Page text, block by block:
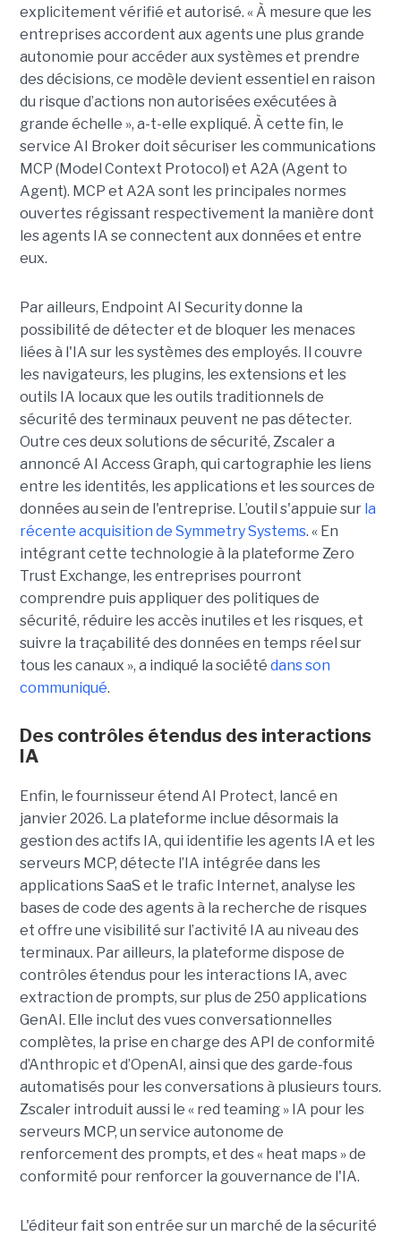
explicitement vérifié et autorisé. « À mesure que les
entreprises accordent aux agents une plus grande
autonomie pour accéder aux systèmes et prendre
des décisions, ce modèle devient essentiel en raison
du risque d’actions non autorisées exécutées à
grande échelle », a-t-elle expliqué. À cette fin, le
service AI Broker doit sécuriser les communications
MCP (Model Context Protocol) et A2A (Agent to
Agent). MCP et A2A sont les principales normes
ouvertes régissant respectivement la manière dont
les agents IA se connectent aux données et entre
eux.
Par ailleurs, Endpoint AI Security donne la
possibilité de détecter et de bloquer les menaces
liées à l'IA sur les systèmes des employés. Il couvre
les navigateurs, les plugins, les extensions et les
outils IA locaux que les outils traditionnels de
sécurité des terminaux peuvent ne pas détecter.
Outre ces deux solutions de sécurité, Zscaler a
annoncé AI Access Graph, qui cartographie les liens
entre les identités, les applications et les sources de
données au sein de l'entreprise. L’outil s'appuie sur la
récente acquisition de Symmetry Systems. « En
intégrant cette technologie à la plateforme Zero
Trust Exchange, les entreprises pourront
comprendre puis appliquer des politiques de
sécurité, réduire les accès inutiles et les risques, et
suivre la traçabilité des données en temps réel sur
tous les canaux », a indiqué la société dans son
communiqué.
Des contrôles étendus des interactions
IA
Enfin, le fournisseur étend AI Protect, lancé en
janvier 2026. La plateforme inclue désormais la
gestion des actifs IA, qui identifie les agents IA et les
serveurs MCP, détecte l’IA intégrée dans les
applications SaaS et le trafic Internet, analyse les
bases de code des agents à la recherche de risques
et offre une visibilité sur l’activité IA au niveau des
terminaux. Par ailleurs, la plateforme dispose de
contrôles étendus pour les interactions IA, avec
extraction de prompts, sur plus de 250 applications
GenAI. Elle inclut des vues conversationnelles
complètes, la prise en charge des API de conformité
d’Anthropic et d’OpenAI, ainsi que des garde-fous
automatisés pour les conversations à plusieurs tours.
Zscaler introduit aussi le « red teaming » IA pour les
serveurs MCP, un service autonome de
renforcement des prompts, et des « heat maps » de
conformité pour renforcer la gouvernance de l'IA.
L'éditeur fait son entrée sur un marché de la sécurité